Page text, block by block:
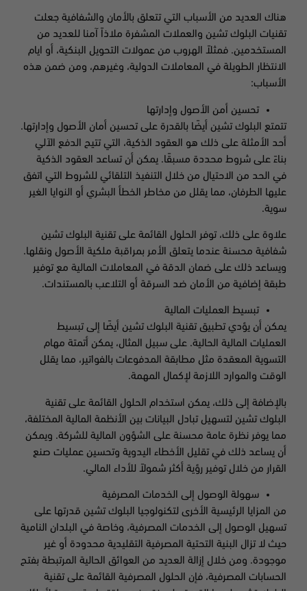
هناك العديد من الأسباب التي تتعلق بالأمان والشفافية جعلت
تقنيات البلوك تشين والعملات المشفرة ملاذاً آمنا للعديد من
المستخدمين. فمثلاً الهروب من عمولات التحويل البنكية، أو ايام
الانتظار الطويلة في المعاملات الدولية، وغيرهم، ومن ضمن هذه
الأسباب:
تحسين أمن الأصول وإدارتها
تتمتع البلوك تشين أيضًا بالقدرة على تحسين أمان الأصول وإدارتها.
أحد الأمثلة على ذلك هو العقود الذكية، التي تتيح الدفع الآلي
بناءً على شروط محددة مسبقًا. يمكن أن تساعد العقود الذكية
في الحد من الاحتيال من خلال التنفيذ التلقائي للشروط التي اتفق
عليها الطرفان، مما يقلل من مخاطر الخطأ البشري أو النوايا الغير
سوية.
علاوة على ذلك، توفر الحلول القائمة على تقنية البلوك تشين
شفافية محسنة عندما يتعلق الأمر بمراقبة ملكية الأصول ونقلها.
ويساعد ذلك على ضمان الدقة في المعاملات المالية مع توفير
طبقة إضافية من الأمان ضد السرقة أو التلاعب بالمستندات.
تبسيط العمليات المالية
يمكن أن يؤدي تطبيق تقنية البلوك تشين أيضًا إلى تبسيط
العمليات المالية الحالية. على سبيل المثال، يمكن أتمتة مهام
التسوية المعقدة مثل مطابقة المدفوعات بالفواتير، مما يقلل
الوقت والموارد اللازمة لإكمال المهمة.
بالإضافة إلى ذلك، يمكن استخدام الحلول القائمة على تقنية
البلوك تشين لتسهيل تبادل البيانات بين الأنظمة المالية المختلفة،
مما يوفر نظرة عامة محسنة على الشؤون المالية للشركة. ويمكن
أن يساعد ذلك في تقليل الأخطاء اليدوية وتحسين عمليات صنع
القرار من خلال توفير رؤية أكثر شمولاً للأداء المالي.
سهولة الوصول إلى الخدمات المصرفية
من المزايا الرئيسية الأخرى لتكنولوجيا البلوك تشين قدرتها على
تسهيل الوصول إلى الخدمات المصرفية، وخاصة في البلدان النامية
حيث لا تزال البنية التحتية المصرفية التقليدية محدودة أو غير
موجودة. ومن خلال إزالة العديد من العوائق الحالية المرتبطة بفتح
الحسابات المصرفية، فإن الحلول المصرفية القائمة على تقنية